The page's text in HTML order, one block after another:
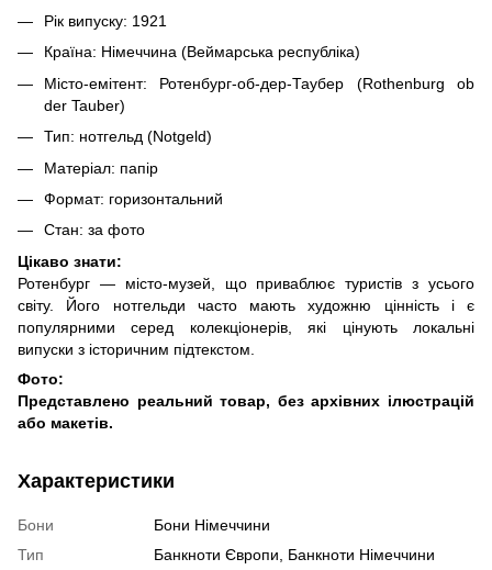
Рік випуску: 1921
Країна: Німеччина (Веймарська республіка)
Місто-емітент: Ротенбург-об-дер-Таубер (Rothenburg ob
der Tauber)
Тип: нотгельд (Notgeld)
Матеріал: папір
Формат: горизонтальний
Стан: за фото
Цікаво знати:
Ротенбург — місто-музей, що приваблює туристів з усього
світу. Його нотгельди часто мають художню цінність і є
популярними серед колекціонерів, які цінують локальні
випуски з історичним підтекстом.
Фото:
Представлено реальний товар, без архівних ілюстрацій
або макетів.
Характеристики
Бони
Бони Німеччини
Тип
Банкноти Європи, Банкноти Німеччини